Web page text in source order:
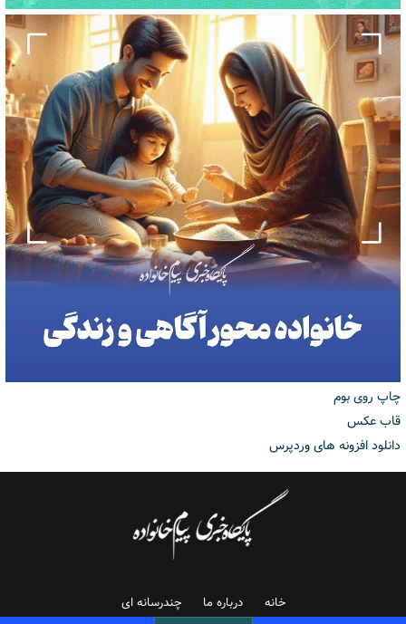
چاپ روی بوم
قاب عکس
دانلود افزونه های وردپرس
خانه درباره ما چندرسانه ای